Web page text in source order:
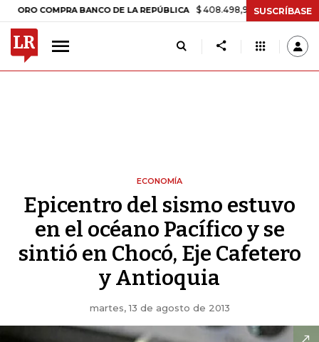
COMPRA BANCO DE LA REPÚBLICA $ 408.498,97 +$ 8.753,81 +2,19%
SUSCRÍBASE
ECONOMÍA
Epicentro del sismo estuvo
en el océano Pacífico y se
sintió en Chocó, Eje Cafetero
y Antioquia
martes, 13 de agosto de 2013